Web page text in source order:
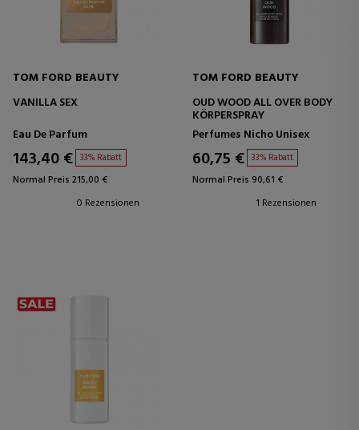
TOM FORD BEAUTY
VANILLA SEX
Eau De Parfum
143,40 € 33% Rabatt
Normal Preis 215,00 €
0 Rezensionen
TOM FORD BEAUTY
OUD WOOD ALL OVER BODY
KÖRPERSPRAY
Perfumes Nicho Unisex
60,75 € 33% Rabatt
Normal Preis 90,61 €
1 Rezensionen